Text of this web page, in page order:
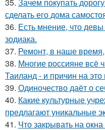
35. Зачем покупать
сделать его дома
36. Есть мнение, что
зодиака.
37. Ремонт, в наше
38. Многие россияне всё
Таиланд - и причин на
39. Одиночество даёт о
40. Какие культурные
предлагают уникальные
41. Что закрывать на